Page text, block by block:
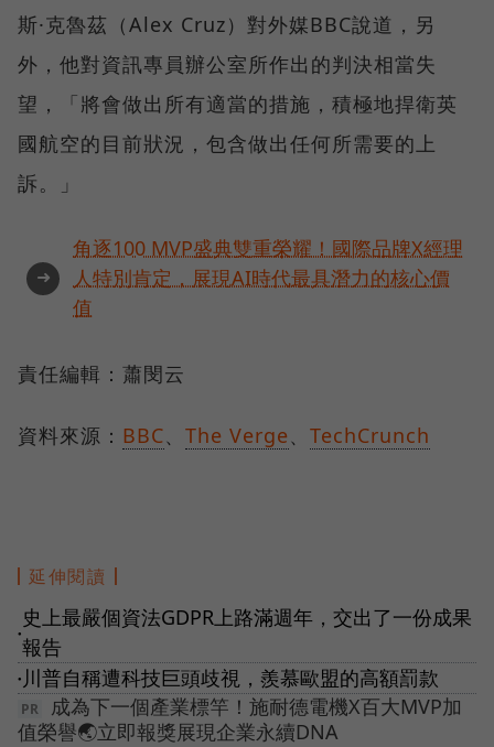
斯·克魯茲（Alex Cruz）對外媒BBC說道，另
外，他對資訊專員辦公室所作出的判決相當失
望，「將會做出所有適當的措施，積極地捍衛英
國航空的目前狀況，包含做出任何所需要的上
訴。」
➜
角逐100 MVP盛典雙重榮耀！國際品牌X經理
人特別肯定，展現AI時代最具潛力的核心價
值
責任編輯：蕭閔云
資料來源： BBC、 The Verge、 TechCrunch
延伸閱讀
●
史上最嚴個資法GDPR上路滿週年，交出了一份成果
報告
● 川普自稱遭科技巨頭歧視，羨慕歐盟的高額罰款
成為下一個產業標竿！施耐德電機X百大MVP加
值榮譽🌏立即報獎展現企業永續DNA